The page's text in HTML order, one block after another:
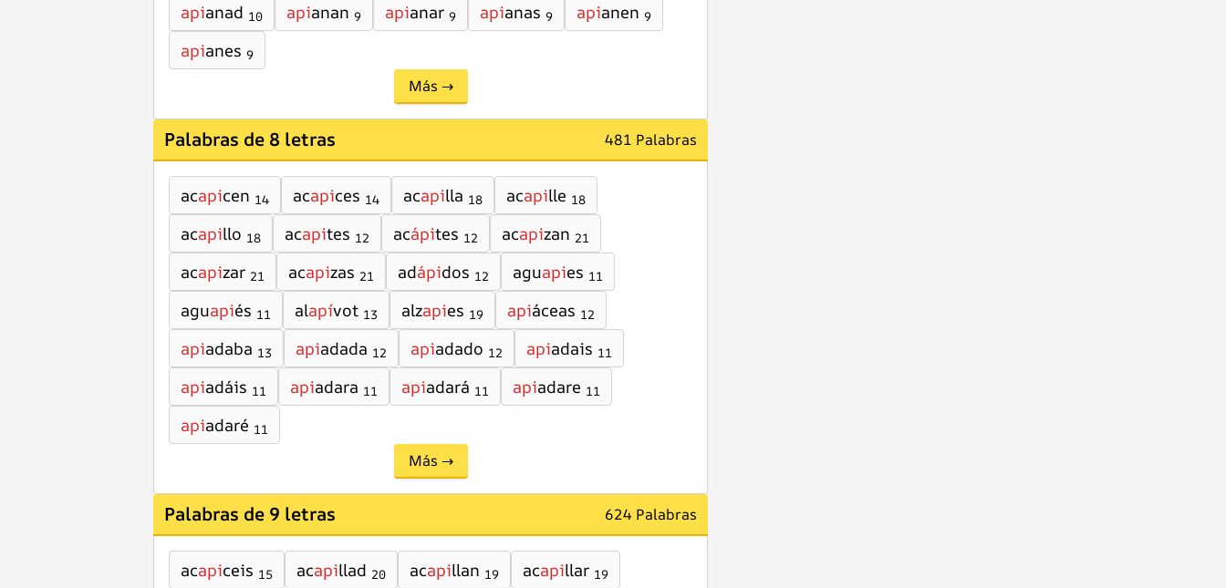
apianad 10 apianan 9 apianar 9 apianas 9 apianen 9
apianes 9
Más →
Palabras de 8 letras 481 Palabras
acapicen 14 acapices 14 acapilla 18 acapille 18
acapillo 18 acapites 12 acápites 12 acapizan 21
acapizar 21 acapizas 21 adápidos 12 aguapies 11
aguapiés 11 alapívot 13 alzapies 19 apiáceas 12
apiadaba 13 apiadada 12 apiadado 12 apiadais 11
apiadáis 11 apiadara 11 apiadará 11 apiadare 11
apiadaré 11
Más →
Palabras de 9 letras 624 Palabras
acapiceis 15 acapillad 20 acapillan 19 acapillar 19